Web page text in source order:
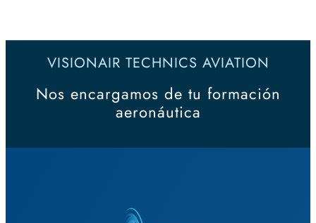
VISIONAIR TECHNICS AVIATION
Nos encargamos de tu formación
aeronáutica